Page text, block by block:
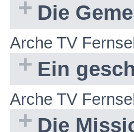
Die
Arche TV
Ein
Arche TV
Die